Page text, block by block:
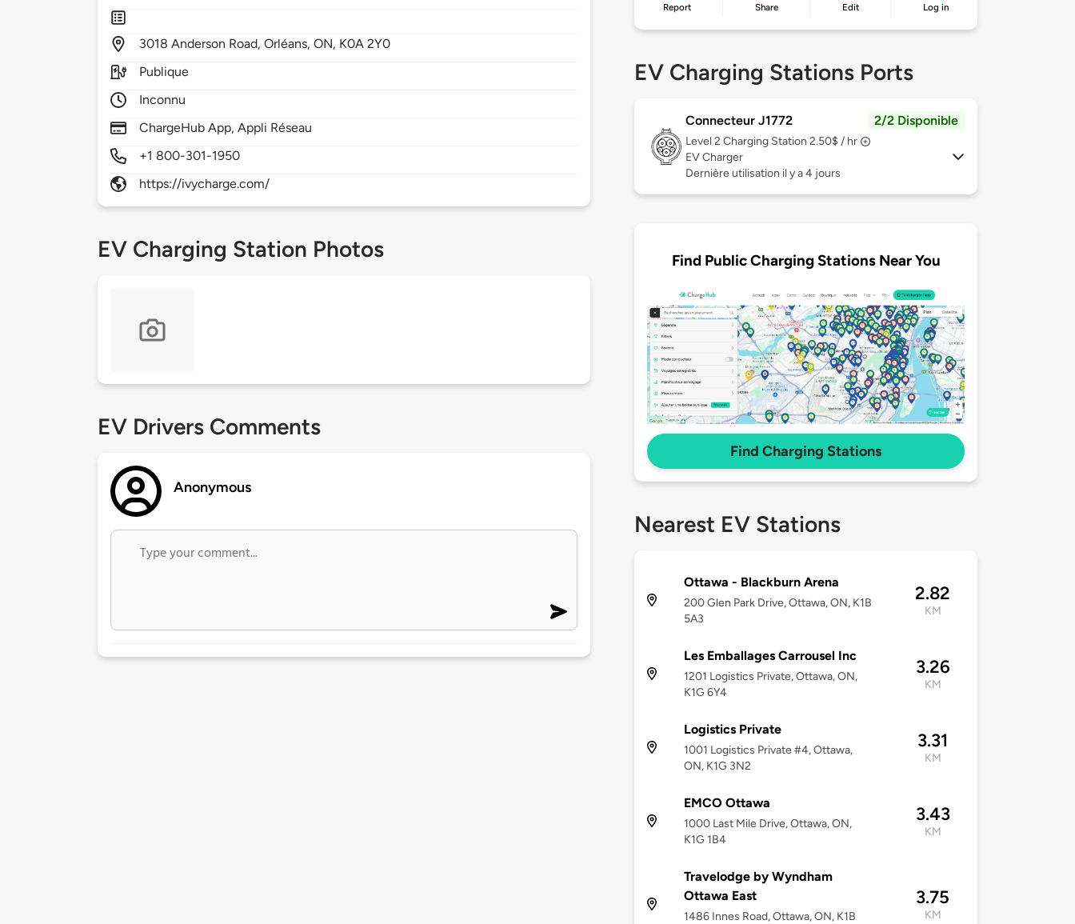
3018Anderson Road,Orléans,ON, K0A 2Y0
Publique
Inconnu
ChargeHub App, Appli Réseau
+1 800-301-1950
https://ivycharge.com/
EV Charging Station Photos
EV Drivers Comments
Anonymous
Report Share Edit Log in
EV Charging Stations Ports
Connecteur J1772 2/2 Disponible
Level 2 Charging Station 2.50$ / hr
EV Charger
Dernière utilisation il y a 4 jours
Find Public Charging Stations Near You
Find Charging Stations
Nearest EV Stations
Ottawa - Blackburn Arena
200 Glen Park Drive, Ottawa, ON, K1B
5A3
2.82
KM
Les Emballages Carrousel Inc
1201 Logistics Private, Ottawa, ON,
K1G 6Y4
3.26
KM
Logistics Private
1001 Logistics Private #4, Ottawa,
ON, K1G 3N2
3.31
KM
EMCO Ottawa
1000 Last Mile Drive, Ottawa, ON,
K1G 1B4
3.43
KM
Travelodge by Wyndham
Ottawa East
1486 Innes Road, Ottawa, ON, K1B
3.75
KM